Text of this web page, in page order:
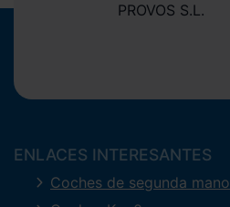
PROVOS S.L.
ENLACES INTERESANTES
Coches de segunda mano